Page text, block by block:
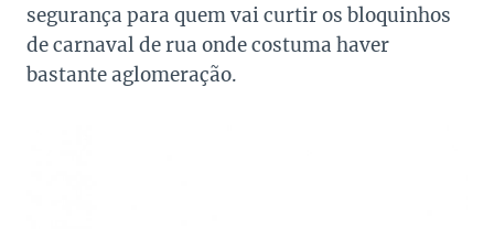
segurança para quem vai curtir os bloquinhos
de carnaval de rua onde costuma haver
bastante aglomeração.